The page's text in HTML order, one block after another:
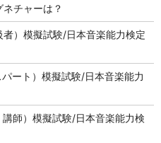
チャーは？
者）模擬試験/日本音楽能力検定
ート）模擬試験/日本音楽能力
講師）模擬試験/日本音楽能力検